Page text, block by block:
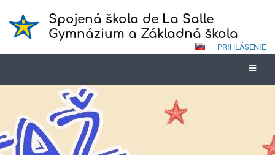
Spojená škola de La Salle
Gymnázium a Základná škola
PRIHLÁSENIE